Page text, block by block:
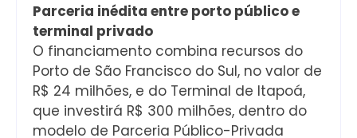
Parceria inédita entre porto público e
terminal privado
O financiamento combina recursos do
Porto de São Francisco do Sul, no valor de
R$ 24 milhões, e do Terminal de Itapoá,
que investirá R$ 300 milhões, dentro do
modelo de Parceria Público-Privada